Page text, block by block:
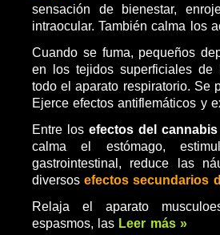
sensación de bienestar,
intraocular. También calma los
Cuando se fuma, pequeños
en los tejidos superficiales
todo el aparato respiratorio. Se
Ejerce efectos antiflemáticos y
Entre losefectos del
calma el estómago,
gastrointestinal, reduce las
diversosefectos secundarios
Relaja el aparato
espasmos, las Leer más »